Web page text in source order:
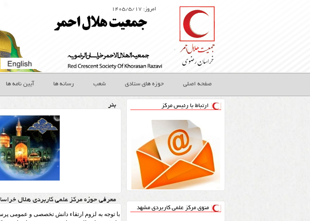
امروز: ۱۴۰۵/۵/۱۷
صفحه اصلی حوزه های ستادی شعب رسانه ها آیین نامه ها
ارتباط با رئیس مرکز
منوی مرکز علمی کاربردی مشهد
بنر
معرفی حوزه مرکز علمی کاربردی هلال
با توجه به لزوم ارتقاء دانش تخصصی و عمومی